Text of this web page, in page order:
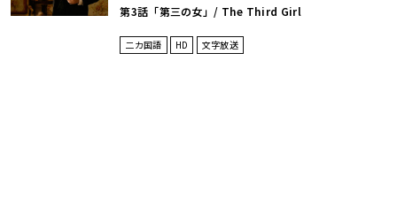
第3話「第三の女」/ The Third Girl
二カ国語 HD 文字放送